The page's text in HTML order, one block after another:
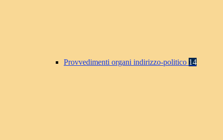
Provvedimenti organi indirizzo-politico 14